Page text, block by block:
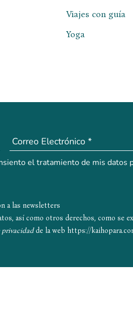
Viajes con guía
Yoga
el tratamiento de mis datos
a las newsletters
así como otros derechos, como se
de la web https://